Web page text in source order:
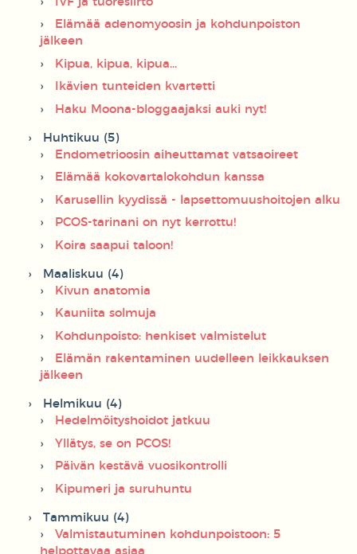
Elämää adenomyoosin ja kohdunpoiston
jälkeen
Kipua, kipua, kipua...
Ikävien tunteiden kvartetti
Haku Moona-bloggaajaksi auki nyt!
Huhtikuu (5)
Endometrioosin aiheuttamat vatsaoireet
Elämää kokovartalokohdun kanssa
Karusellin kyydissä - lapsettomuushoitojen alku
PCOS-tarinani on nyt kerrottu!
Koira saapui taloon!
Maaliskuu (4)
Kivun anatomia
Kauniita solmuja
Kohdunpoisto: henkiset valmistelut
Elämän rakentaminen uudelleen leikkauksen
jälkeen
Helmikuu (4)
Hedelmöityshoidot jatkuu
Yllätys, se on PCOS!
Päivän kestävä vuosikontrolli
Kipumeri ja suruhuntu
Tammikuu (4)
Valmistautuminen kohdunpoistoon: 5
helpottavaa asiaa